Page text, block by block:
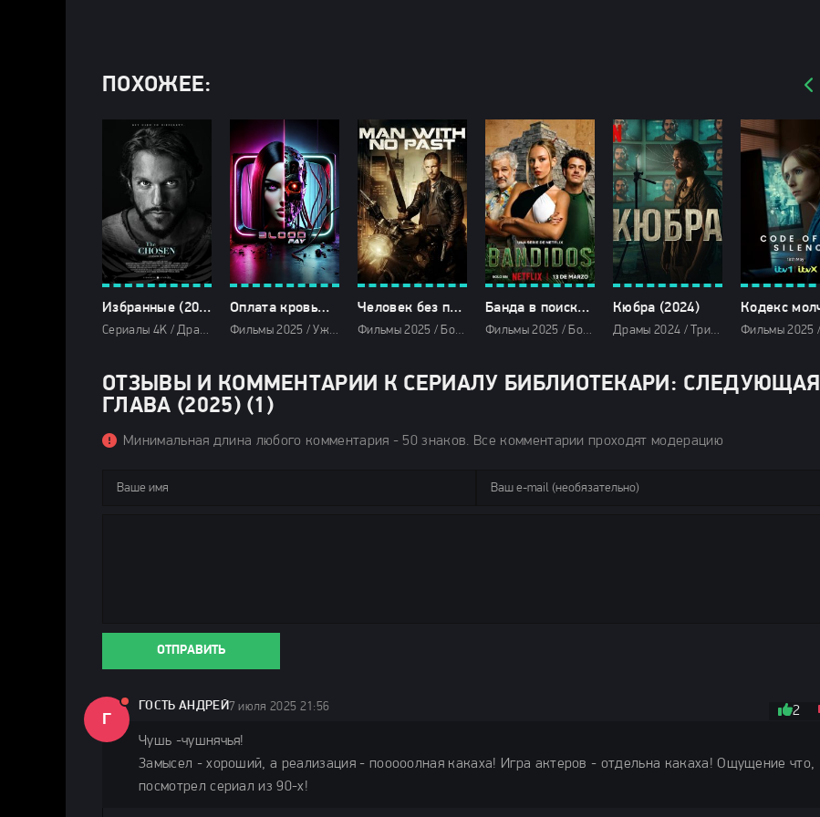
ПОХОЖЕЕ:
Избранные (2017-2026)
Сериалы 4K / Драмы 2025 / Исторические фильмы 2025 / Сериалы 2025 / Фильмы 2025 / Фильмы 2026 / Драмы 2026 / Исторические фильмы 2026 / Сериалы 2026 / Сериалы февраля 2026 / Смотреть фильмы онлайн
Оплата кровью (2025)
Фильмы 2025 / Ужасы 2025 / Фантастические 2025 / Зарубежные фильмы 2025 / Новинки кино 2025 / Последние фильмы 2025 / Популярные фильмы / Смотреть фильмы онлайн
Человек без прошлого (2025)
Фильмы 2025 / Боевики 2025 / Драмы 2025 / Зарубежные фильмы 2025 / Новинки кино 2025 / Последние фильмы 2025 / Смотреть фильмы онлайн
Банда в поисках сокровищ (2025)
Фильмы 2025 / Боевики 2025 / Детективы 2025 / Драмы 2025 / Криминальные фильмы 2025 / Фильмы-приключения 2025 / Триллеры 2025 / Сериалы 2025 / Сериалы в озвучке TVShows / Смотреть фильмы онлайн
Кюбра (2024)
Драмы 2024 / Триллеры 2024 / Сериалы 2024 / Новинки сериалов 2024 / Турецкие сериалы / Фильмы 2024 / Сериалы в озвучке Pazl Voice / Смотреть фильмы онлайн
ОТЗЫВЫ И КОММЕНТАРИИ К СЕРИАЛУ БИБЛИОТЕКАРИ: СЛЕДУЮЩАЯ
ГЛАВА (2025) (1)
Минимальная длина любого комментария - 50 знаков. Все комментарии проходят модерацию
ОТПРАВИТЬ
Г
ГОСТЬ АНДРЕЙ7 июля 2025 21:56 2
Чушь -чушнячья!
Замысел - хороший, а реализация - пооооолная какаха! Игра актеров - отдельна какаха! Ощущение что,
посмотрел сериал из 90-х!